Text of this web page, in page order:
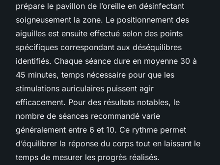
prépare le pavillon de l’oreille en désinfectant
soigneusement la zone. Le positionnement des
aiguilles est ensuite effectué selon des points
spécifiques correspondant aux déséquilibres
identifiés. Chaque séance dure en moyenne 30 à
45 minutes, temps nécessaire pour que les
stimulations auriculaires puissent agir
efficacement. Pour des résultats notables, le
nombre de séances recommandé varie
généralement entre 6 et 10. Ce rythme permet
d’équilibrer la réponse du corps tout en laissant le
temps de mesurer les progrès réalisés.